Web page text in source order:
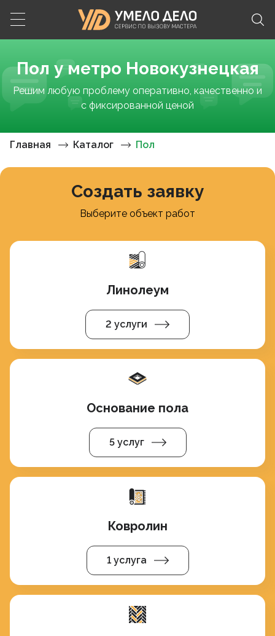
Пол у метро Новокузнецкая
Решим любую проблему оперативно, качественно и
с фиксированной ценой
Главная Каталог Пол
Создать заявку
Выберите объект работ
Линолеум
2 услуги
Основание пола
5 услуг
Ковролин
1 услуга